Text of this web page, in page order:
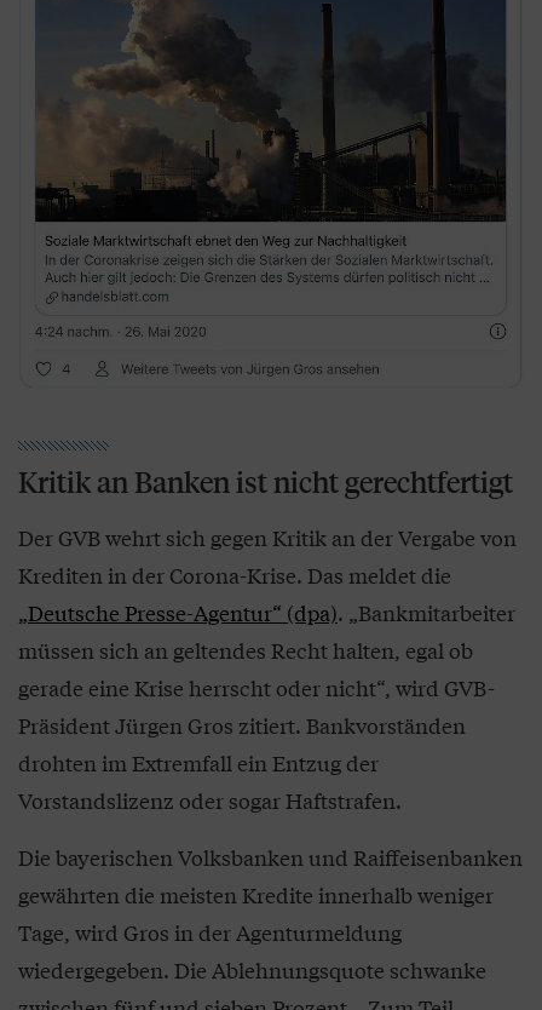
Kritik an Banken ist nicht gerechtfertigt
Der GVB wehrt sich gegen Kritik an der Vergabe von
Krediten in der Corona-Krise. Das meldet die
„Deutsche Presse-Agentur“ (dpa). „Bankmitarbeiter
müssen sich an geltendes Recht halten, egal ob
gerade eine Krise herrscht oder nicht“, wird GVB-
Präsident Jürgen Gros zitiert. Bankvorständen
drohten im Extremfall ein Entzug der
Vorstandslizenz oder sogar Haftstrafen.
Die bayerischen Volksbanken und Raiffeisenbanken
gewährten die meisten Kredite innerhalb weniger
Tage, wird Gros in der Agenturmeldung
wiedergegeben. Die Ablehnungsquote schwanke